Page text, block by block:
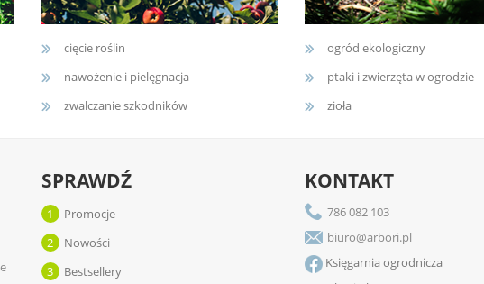
cięcie roślin
nawożenie i pielęgnacja
zwalczanie szkodników
ogród ekologiczny
ptaki i zwierzęta w ogrodzie
zioła
SPRAWDŹ
Promocje
1
Nowości
2
Bestsellery
3
KONTAKT
786 082 103
biuro@arbori.pl
Księgarnia ogrodnicza